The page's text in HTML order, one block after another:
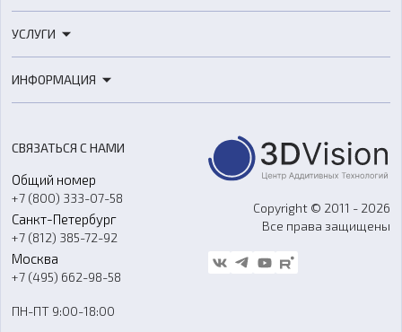
3D-сканеры
Расходные материалы
Оборудование и материалы для вакуумного литья
Аксессуары и прочее оборудование
Программное обеспечение
УСЛУГИ
3D-моделирование
Ремонт и услуги
ИНФОРМАЦИЯ
О компании
Контакты
Гос. закупки
Стать дилером
Блог
СВЯЗАТЬСЯ С НАМИ
Общий номер
+7 (800) 333-07-58
Санкт-Петербург
+7 (812) 385-72-92
Москва
+7 (495) 662-98-58
ПН-ПТ 9:00-18:00
Copyright © 2011 - 2026
Все права защищены